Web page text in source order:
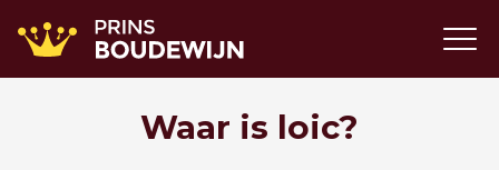
Waar is loic?